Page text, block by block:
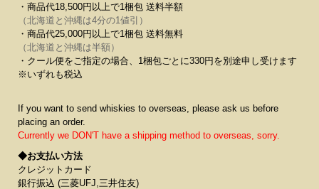
・商品代18,500円以上で1梱包 送料半額
（北海道と沖縄は4分の1値引）
・商品代25,000円以上で1梱包 送料無料
（北海道と沖縄は半額）
・クール便をご指定の場合、1梱包ごとに330円を別途申し受けます
※いずれも税込
If you want to send whiskies to overseas, please ask us before
placing an order.
Currently we DON'T have a shipping method to overseas, sorry.
◆お支払い方法
クレジットカード
銀行振込 (三菱UFJ,三井住友)